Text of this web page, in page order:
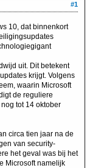
#1
10, dat binnenkort
uit. Dit betekent
krijgt. Volgens
waarin Microsoft
de reguliere
tot 14 oktober
circa tien jaar na de
van security-
het geval was bij het
Microsoft namelijk